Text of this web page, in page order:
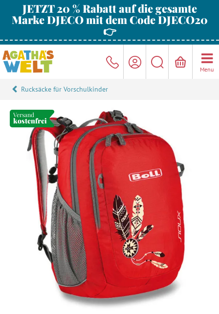
JETZT 20 % Rabatt auf die gesamte
Marke DJECO mit dem Code DJECO20
👉
Menu
Rucksäcke für Vorschulkinder
Versand
kostenfrei